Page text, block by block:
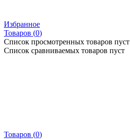
Избранное
Товаров (0)
Список просмотренных товаров пуст
Список сравниваемых товаров пуст
Товаров (0)